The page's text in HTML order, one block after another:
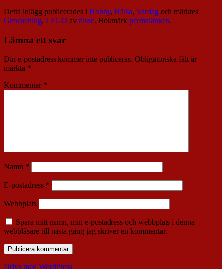
Detta inlägg publicerades i Hobby, Hälsa, Vardag och märktes
Geocaching, LEGO av nisse. Bokmärk permalänken.
Lämna ett svar
Din e-postadress kommer inte publiceras. Obligatoriska fält är
märkta *
Kommentar *
Namn *
E-postadress *
Webbplats
Spara mitt namn, min e-postadress och webbplats i denna
webbläsare till nästa gång jag skriver en kommentar.
Drivs med WordPress